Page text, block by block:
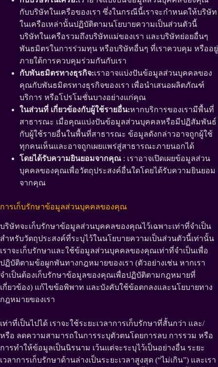
กับบริษัทในเครือของเรา ซึ่งในกรณีนี้เราจะกำหนดให้บริษัท
ในเครือเหล่านั้นปฏิบัติตามนโยบายความเป็นส่วนตัวนี้
บริษัทในเครือรวมถึงบริษัทแม่ของเรา และบริษัทย่อยอื่นๆ
พันธมิตรในการร่วมทุน หรือบริษัทอื่นๆ ที่เราควบคุม หรืออยู่
ภายใต้การควบคุมร่วมกันกับเรา
กับพันธมิตรทางธุรกิจ:เราอาจแบ่งปันข้อมูลส่วนบุคคลของ
คุณกับพันธมิตรทางธุรกิจของเรา เพื่อนำเสนอผลิตภัณฑ์
บริการ หรือโปรโมชั่นบางอย่างแก่คุณ
ในส่วนที่ เกี่ยวข้องกับผู้ใช้รายอื่น:หากบริการของเรามีพื้นที่
สาธารณะ เมื่อคุณแบ่งปันข้อมูลส่วนบุคคลหรือมีปฏิสัมพันธ์
กับผู้ใช้รายอื่นในพื้นที่สาธารณะ ข้อมูลดังกล่าวอาจถูกผู้ใช้
ทุกคนเห็นและอาจถูกเผยแพร่สู่สาธารณะภายนอกได้
โดยได้รับความยินยอมจากคุณ : เราอาจเปิดเผยข้อมูลส่วน
บุคคลของคุณเพื่อวัตถุประสงค์อื่นใดโดยได้รับความยินยอม
จากคุณ
การเก็บรักษาข้อมูลส่วนบุคคลของคุณ
บริษัทจะเก็บรักษาข้อมูลส่วนบุคคลของคุณไว้เฉพาะเท่าที่จำเป็น
สำหรับวัตถุประสงค์ที่ระบุไว้ในนโยบายความเป็นส่วนตัวนี้เท่านั้น
เราจะเก็บรักษาและใช้ข้อมูลส่วนบุคคลของคุณเท่าที่จำเป็นเพื่อ
ปฏิบัติตามข้อผูกพันทางกฎหมายของเรา (ตัวอย่างเช่น หากเรา
จำเป็นต้องเก็บรักษาข้อมูลของคุณเพื่อปฏิบัติตามกฎหมายที่
เกี่ยวข้อง) แก้ไขข้อพิพาท และบังคับใช้ข้อตกลงและนโยบายทาง
กฎหมายของเรา
เท่าที่เป็นไปได้ เราจะใช้ระยะเวลาการเก็บรักษาที่สั้นกว่า และ/
หรือ ลดความสามารถในการระบุตัวตนโดยการลบ การรวม หรือ
การทำให้ข้อมูลเป็นนิรนาม เว้นแต่จะระบุไว้เป็นอย่างอื่น ระยะ
เวลาการเก็บรักษาด้านล่างเป็นระยะเวลาสูงสุด (“ไม่เกิน”) และเรา